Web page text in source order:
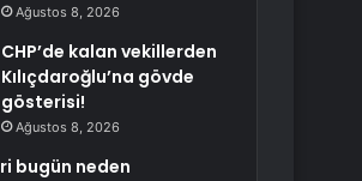
Ağustos 8, 2026
CHP’de kalan vekillerden
Kılıçdaroğlu’na gövde
gösterisi!
Ağustos 8, 2026
bugün neden